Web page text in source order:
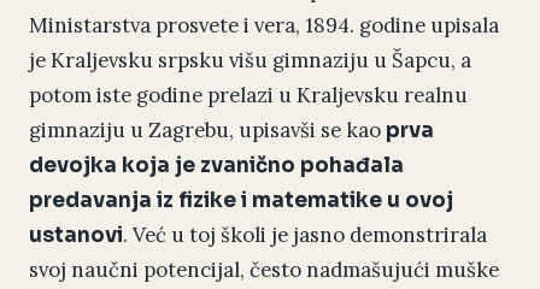
Ministarstva prosvete i vera, 1894. godine upisala
je Kraljevsku srpsku višu gimnaziju u Šapcu, a
potom iste godine prelazi u Kraljevsku realnu
gimnaziju u Zagrebu, upisavši se kao prva
devojka koja je zvanično pohađala
predavanja iz fizike i matematike u ovoj
ustanovi. Već u toj školi je jasno demonstrirala
svoj naučni potencijal, često nadmašujući muške